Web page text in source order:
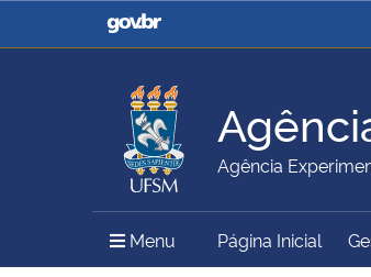
Casa Civil
Ministério da Agricultura,
Pecuária e Abastecimento
Ministério do Meio Ambiente
Agência
Menu Menu Principal do Sítio
Página Inicial